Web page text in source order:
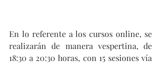
En lo referente a los cursos online, se
realizarán de manera vespertina, de
18:30 a 20:30 horas, con 15 sesiones vía